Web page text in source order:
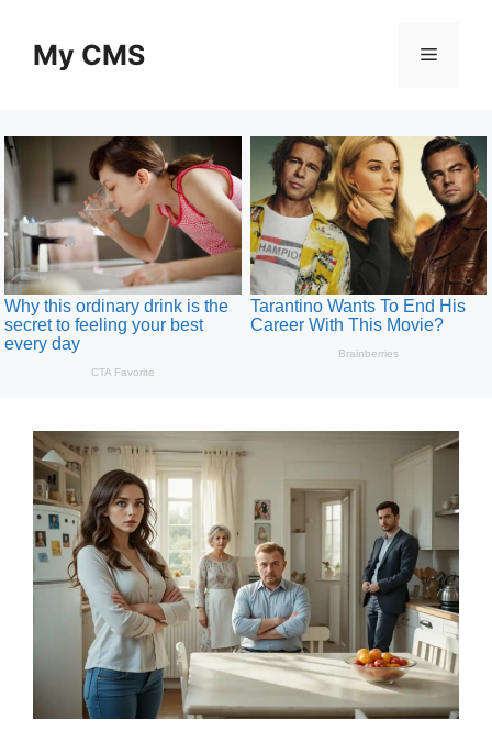
contentMy CMS Menu